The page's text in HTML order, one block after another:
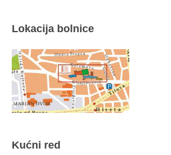
Lokacija bolnice
Kućni red